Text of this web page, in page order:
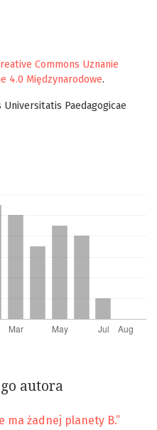
Commons Uznanie
4.0 Międzynarodowe.
Paedagogicae
autora
ma żadnej planety B.”